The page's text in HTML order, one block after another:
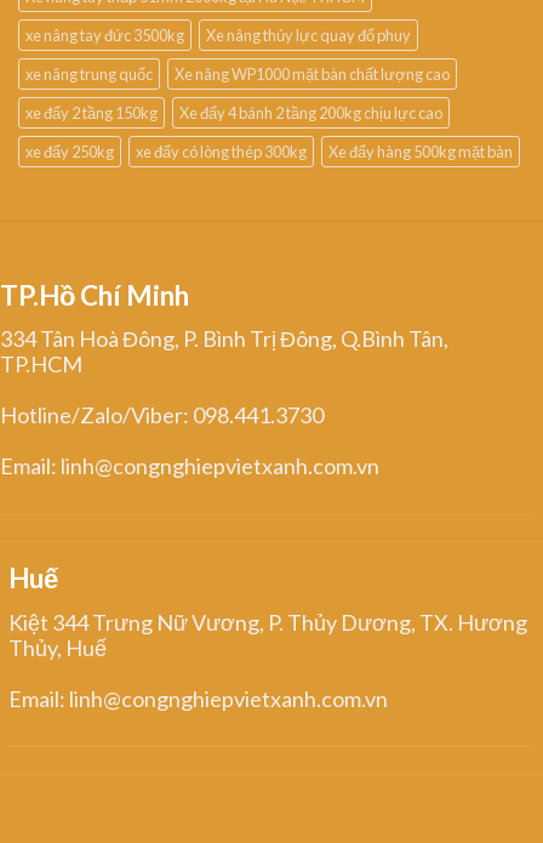
xe nâng tay đức 3500kg
Xe nâng thủy lực quay đổ phuy
xe nâng trung quốc
Xe nâng WP1000 mặt bàn chất lượng cao
xe đẩy 2 tầng 150kg
Xe đẩy 4 bánh 2 tầng 200kg chịu lực cao
xe đẩy 250kg
xe đẩy có lòng thép 300kg Xe đẩy hàng 500kg mặt bàn
TP.Hồ Chí Minh
334 Tân Hoà Đông, P. Bình Trị Đông, Q.Bình Tân,
TP.HCM
Hotline/Zalo/Viber: 098.441.3730
Email: linh@congnghiepvietxanh.com.vn
Huế
Kiệt 344 Trưng Nữ Vương, P. Thủy Dương, TX. Hương
Thủy, Huế
Email: linh@congnghiepvietxanh.com.vn